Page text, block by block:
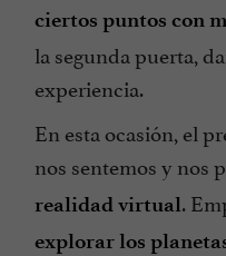
ciertos puntos con
la segunda puerta,
experiencia.
En esta ocasión, el
nos sentemos y nos
realidad virtual.
explorar los